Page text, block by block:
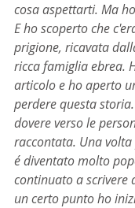
cosa aspettarti. Ma
E ho scoperto che
prigione, ricavata
ricca famiglia ebrea.
articolo e ho aperto
perdere questa
dovere verso le
raccontata. Una
é diventato molto
continuato a scrivere
un certo punto ho